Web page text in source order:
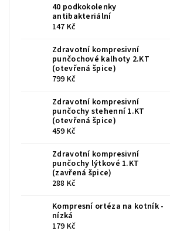
40 podkokolenky
antibakteriální
147 Kč
Zdravotní kompresivní
punčochové kalhoty 2.KT
(otevřená špice)
799 Kč
Zdravotní kompresivní
punčochy stehenní 1.KT
(otevřená špice)
459 Kč
Zdravotní kompresivní
punčochy lýtkové 1.KT
(zavřená špice)
288 Kč
Kompresní ortéza na kotník -
nízká
179 Kč